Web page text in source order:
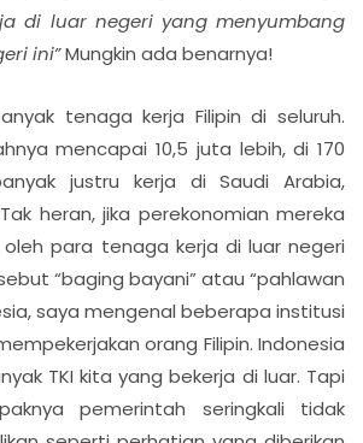
di luar negeri yang menyumbang
ini”Mungkin ada benarnya!
tenaga kerja Filipin di seluruh.
mencapai 10,5 juta lebih, di 170
justru kerja di Saudi Arabia,
heran, jika perekonomian mereka
para tenaga kerja di luar negeri
“baging bayani” atau “pahlawan
saya mengenal beberapa institusi
orang Filipin. Indonesia
TKI kita yang bekerja di luar. Tapi
pemerintah seringkali tidak